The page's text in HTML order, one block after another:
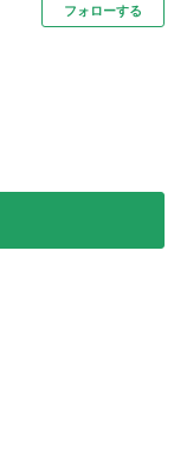
フォローする